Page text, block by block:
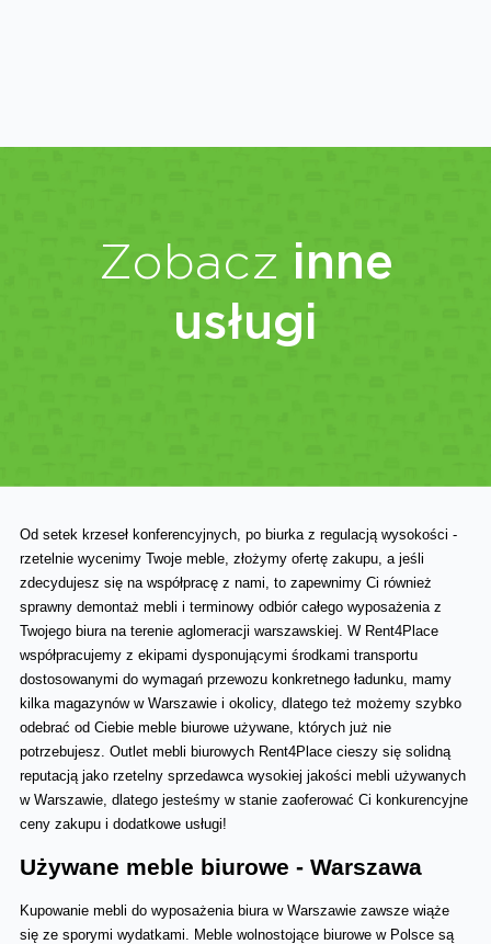
Zobacz inne
usługi
Od setek krzeseł konferencyjnych, po biurka z regulacją wysokości -
rzetelnie wycenimy Twoje meble, złożymy ofertę zakupu, a jeśli
zdecydujesz się na współpracę z nami, to zapewnimy Ci również
sprawny demontaż mebli i terminowy odbiór całego wyposażenia z
Twojego biura na terenie aglomeracji warszawskiej. W Rent4Place
współpracujemy z ekipami dysponującymi środkami transportu
dostosowanymi do wymagań przewozu konkretnego ładunku, mamy
kilka magazynów w Warszawie i okolicy, dlatego też możemy szybko
odebrać od Ciebie meble biurowe używane, których już nie
potrzebujesz. Outlet mebli biurowych Rent4Place cieszy się solidną
reputacją jako rzetelny sprzedawca wysokiej jakości mebli używanych
w Warszawie, dlatego jesteśmy w stanie zaoferować Ci konkurencyjne
ceny zakupu i dodatkowe usługi!
Używane meble biurowe - Warszawa
Kupowanie mebli do wyposażenia biura w Warszawie zawsze wiąże
się ze sporymi wydatkami. Meble wolnostojące biurowe w Polsce są